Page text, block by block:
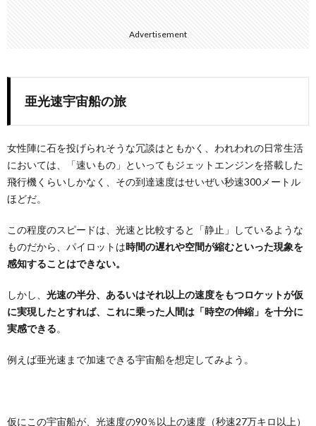
Advertisement
亜光速宇宙船の旅
女性陣に石を投げられそうな冗談はともかく、われわれの日常生活
においては、「速いもの」といってもジェットエンジンを搭載した
飛行機くらいしかなく、その到達速度はせいぜい秒速300メートル
ほどだ。
この程度のスピードは、光速と比較すると「静止」しているような
ものだから、パイロットは時間の遅れや空間が縮むといった現象を
感知することはできない。
しかし、 光速の半分、あるいはそれ以上の速度をもつロケットが仮
に実現したとすれば、これに乗った人間は「時空の伸縮」を十分に
実感できる。
例えば亜光速まで加速できる宇宙船を想定してみよう。
仮にこの宇宙船が、光速度の90％以上の速度（秒速27万キロ以上）